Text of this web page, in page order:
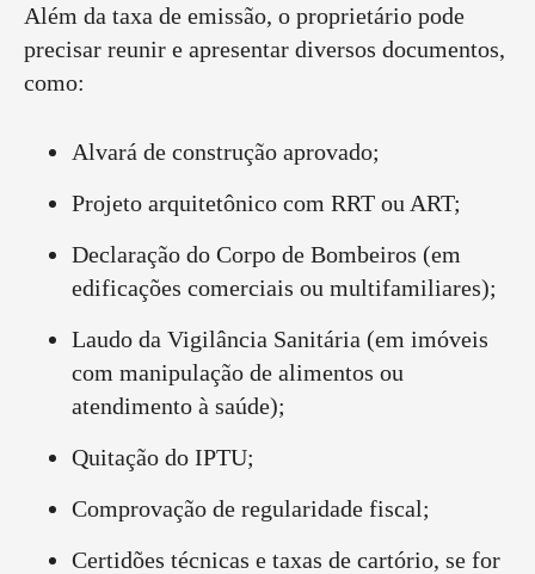
Além da taxa de emissão, o proprietário pode
precisar reunir e apresentar diversos documentos,
como:
Alvará de construção aprovado;
Projeto arquitetônico com RRT ou ART;
Declaração do Corpo de Bombeiros (em
edificações comerciais ou multifamiliares);
Laudo da Vigilância Sanitária (em imóveis
com manipulação de alimentos ou
atendimento à saúde);
Quitação do IPTU;
Comprovação de regularidade fiscal;
Certidões técnicas e taxas de cartório, se for